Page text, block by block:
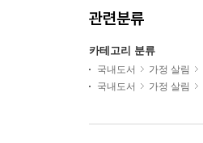
관련분류
카테고리 분류
국내도서 가정 살림
국내도서
가정 살림